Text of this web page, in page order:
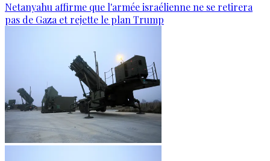
Netanyahu affirme que l'armée israélienne ne se retirera
pas de Gaza et rejette le plan Trump